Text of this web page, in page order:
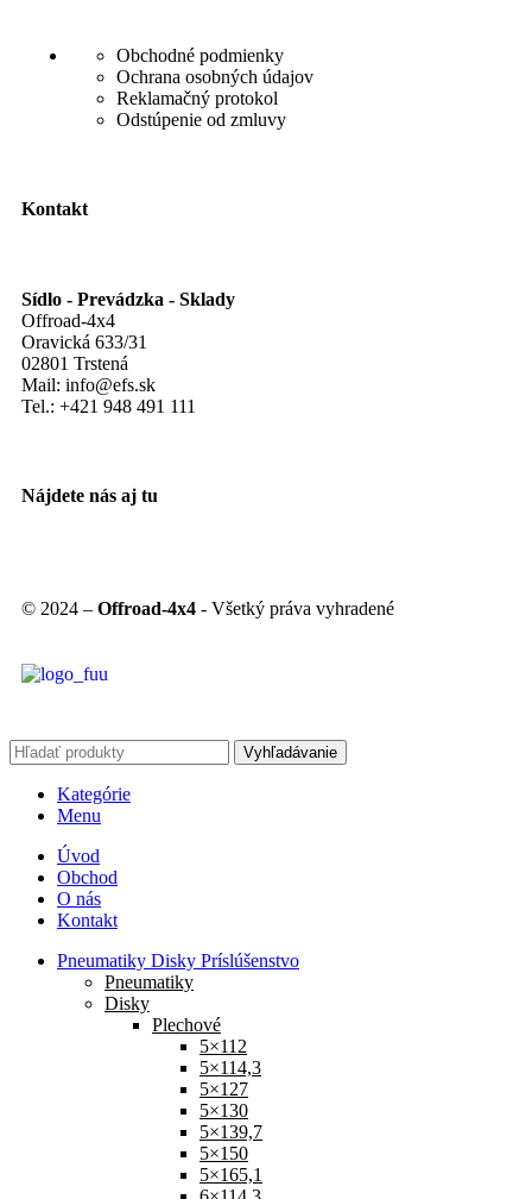
Obchodné podmienky
Ochrana osobných údajov
Reklamačný protokol
Odstúpenie od zmluvy
Kontakt
Sídlo - Prevádzka - Sklady
Offroad-4x4
Oravická 633/31
02801 Trstená
Mail: info@efs.sk
Tel.: +421 948 491 111
Nájdete nás aj tu
© 2024 – Offroad-4x4 - Všetký práva vyhradené
Vyhľadávanie
Kategórie
Menu
Úvod
Obchod
O nás
Kontakt
Pneumatiky Disky Príslúšenstvo
Pneumatiky
Disky
Plechové
5×112
5×114,3
5×127
5×130
5×139,7
5×150
5×165,1